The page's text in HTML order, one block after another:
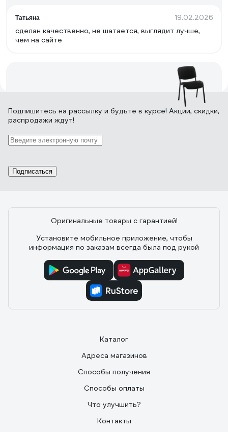
Татьяна 19.02.2026
сделан качественно, не шатается, выглядит лучше,
чем на сайте
Прочный реально. Собран аккуратно, пошито тоже
всё ровно.
45 отзывов
Отзыв о Staff Iso Lite 532562
Подпишитесь на рассылку и будьте в курсе! Акции, скидки,
распродажи ждут!
Подписаться
Оригинальные товары с гарантией!
Установите мобильное приложение, чтобы
информация по заказам всегда была под рукой
Каталог
Адреса магазинов
Способы получения
Способы оплаты
Что улучшить?
Контакты